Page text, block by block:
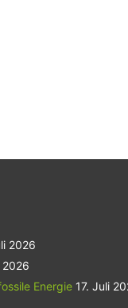
2026
2026
Energie 17. Juli